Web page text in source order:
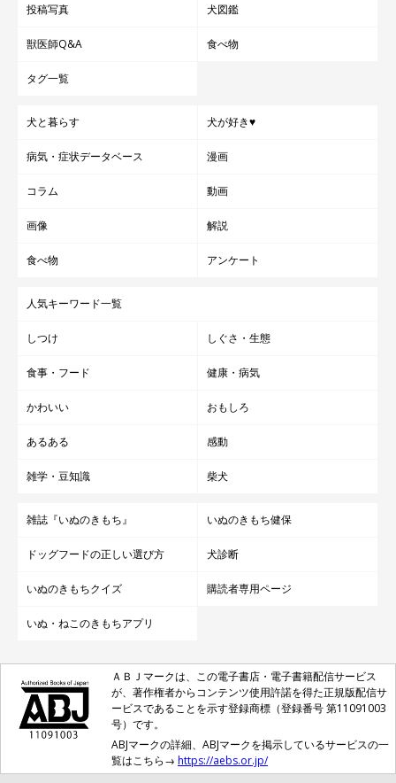
投稿写真 犬図鑑
獣医師Q&A 食べ物
タグ一覧
犬と暮らす 犬が好き♥
病気・症状データベース 漫画
コラム 動画
画像 解説
食べ物 アンケート
人気キーワード一覧
しつけ しぐさ・生態
食事・フード 健康・病気
かわいい おもしろ
あるある 感動
雑学・豆知識 柴犬
雑誌『いぬのきもち』 いぬのきもち健保
ドッグフードの正しい選び方 犬診断
いぬのきもちクイズ 購読者専用ページ
いぬ・ねこのきもちアプリ
ＡＢＪマークは、この電子書店・電子書籍配信サービス
が、著作権者からコンテンツ使用許諾を得た正規版配信サ
ービスであることを示す登録商標（登録番号 第11091003
号）です。
ABJマークの詳細、ABJマークを掲示しているサービスの一
覧はこちら→ https://aebs.or.jp/